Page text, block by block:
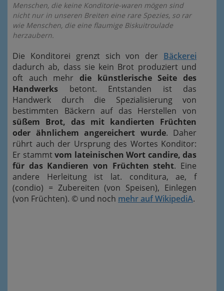
Menschen, die keine Konditorie-waren mögen sind
nicht nur in unseren Breiten eine rare Spezies, so rar
wie Menschen, die eine flaumige Biskuitroulade
herzaubern.
Die Konditorei grenzt sich von der Bäckerei
dadurch ab, dass sie kein Brot produziert und
oft auch mehr die künstlerische Seite des
Handwerks betont. Entstanden ist das
Handwerk durch die Spezialisierung von
bestimmten Bäckern auf das Herstellen von
süßem Brot, das mit kandierten Früchten
oder ähnlichem angereichert wurde. Daher
rührt auch der Ursprung des Wortes Konditor:
Er stammtvom lateinischen Wort candire, das
für das Kandieren von Früchten steht. Eine
andere Herleitung ist lat. conditura, ae, f
(condio) = Zubereiten (von Speisen), Einlegen
(von Früchten). © und noch mehr auf WikipediA.